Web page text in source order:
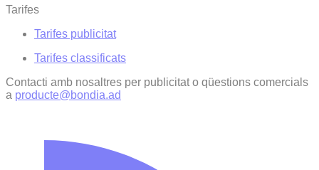
Tarifes
Tarifes publicitat
Tarifes classificats
Contacti amb nosaltres per publicitat o qüestions comercials
a producte@bondia.ad